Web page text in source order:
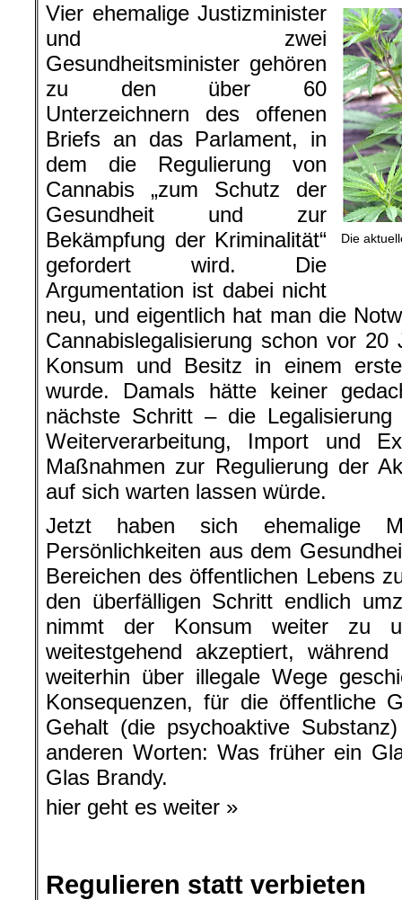
Die
Vier ehemalige Justizminister
und zwei
Gesundheitsminister gehören
zu den über 60
Unterzeichnern des offenen
Briefs an das Parlament, in
dem die Regulierung von
Cannabis „zum Schutz der
Gesundheit und zur
Bekämpfung der Kriminalität“
gefordert wird. Die
Argumentation ist dabei nicht
neu, und eigentlich hat man die
Cannabislegalisierung schon vor
Konsum und Besitz in einem
wurde. Damals hätte keiner
nächste Schritt – die
Weiterverarbeitung, Import und
Maßnahmen zur Regulierung der
auf sich warten lassen würde.
Jetzt haben sich ehemalige
Persönlichkeiten aus dem
Bereichen des öffentlichen Lebens
den überfälligen Schritt endlich
nimmt der Konsum weiter zu
weitestgehend akzeptiert,
weiterhin über illegale Wege
Konsequenzen, für die öffentliche
Gehalt (die psychoaktive
anderen Worten: Was früher ein
Glas Brandy.
hier geht es weiter »
Regulieren statt verbieten